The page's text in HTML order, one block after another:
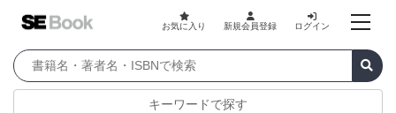
お気に入り 新規会員登録 ログイン
キーワードで探す